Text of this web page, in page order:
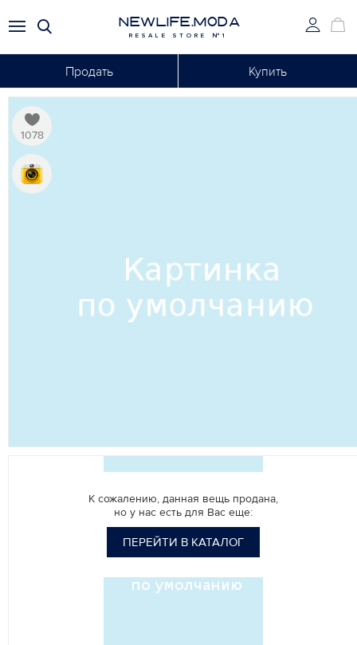
NEWLIFE.MODA
RESALE STORE №1
Продать Купить
1078
К сожалению, данная вещь продана,
но у нас есть для Вас еще:
ПЕРЕЙТИ В КАТАЛОГ